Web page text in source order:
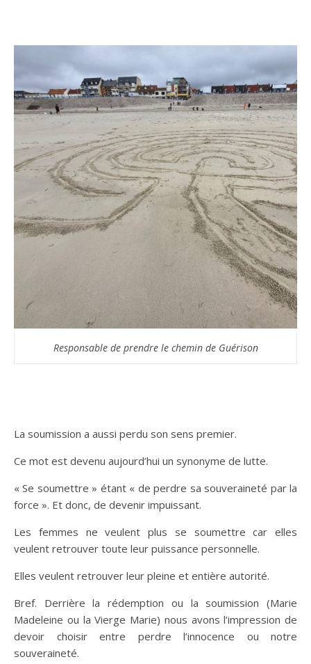
Responsable de prendre le chemin de Guérison
La soumission a aussi perdu son sens premier.
Ce mot est devenu aujourd’hui un synonyme de lutte.
« Se soumettre » étant « de perdre sa souveraineté par la
force ». Et donc, de devenir impuissant.
Les femmes ne veulent plus se soumettre car elles
veulent retrouver toute leur puissance personnelle.
Elles veulent retrouver leur pleine et entière autorité.
Bref. Derrière la rédemption ou la soumission (Marie
Madeleine ou la Vierge Marie) nous avons l’impression de
devoir choisir entre perdre l’innocence ou notre
souveraineté.